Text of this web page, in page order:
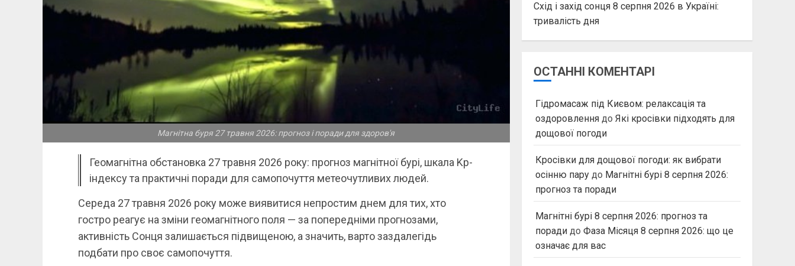
Магнітна буря 27 травня 2026: прогноз і поради для здоров'я
Геомагнітна обстановка 27 травня 2026 року: прогноз магнітної бурі, шкала Kp-
індексу та практичні поради для самопочуття метеочутливих людей.
Середа 27 травня 2026 року може виявитися непростим днем для тих, хто
гостро реагує на зміни геомагнітного поля — за попередніми прогнозами,
активність Сонця залишається підвищеною, а значить, варто заздалегідь
подбати про своє самопочуття.
Схід і захід сонця 8 серпня 2026 в Україні:
тривалість дня
ОСТАННІ КОМЕНТАРІ
Гідромасаж під Києвом: релаксація та
оздоровленнядо Які кросівки підходять для
дощової погоди
Кросівки для дощової погоди: як вибрати
осінню парудо Магнітні бурі 8 серпня 2026:
прогноз та поради
Магнітні бурі 8 серпня 2026: прогноз та
порадидо Фаза Місяця 8 серпня 2026: що це
означає для вас